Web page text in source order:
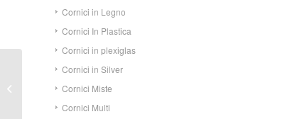
Cornici in Legno
Cornici In Plastica
Cornici in plexiglas
Cornici in Silver
Cornici Miste
Cornici Multi
Quadretti 10×15